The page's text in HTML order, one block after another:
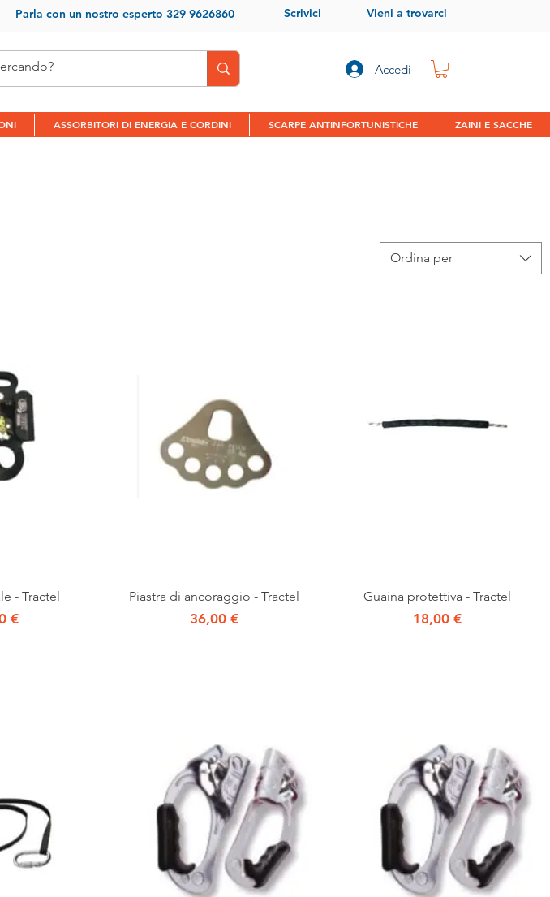
Accedi
Parla con un nostro esperto 329 9626860 Scrivici Vieni a trovarci
ASSORBITORI DI ENERGIA E CORDINI SCARPE ANTINFORTUNISTICHE ZAINI E SACCHE
Ordina per
- Tractel
€
Vista rapida
Piastra di ancoraggio - Tractel
Prezzo
36,00 €
Vista rapida
Guaina protettiva - Tractel
Prezzo
18,00 €